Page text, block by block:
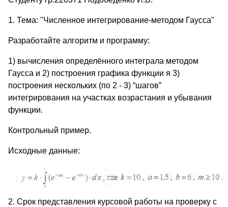
1. Тема: "Численное интегрирование-методом Гаусса"
Разработайте алгоритм и программу:
1) вычисления определённого интеграла методом
Гаусса и 2) построения графика функции я 3)
построения нескольких (по 2 - 3) “шагов”
интегрирования на участках возрастания и убывания
функции.
Контрольный пример.
Исходные данные:
2. Срок представления курсовой работы на проверку с